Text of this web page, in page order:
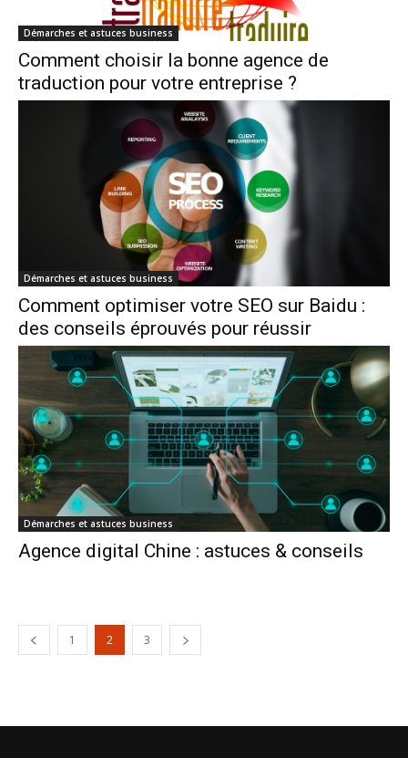
Démarches et astuces business
Comment choisir la bonne agence de
traduction pour votre entreprise ?
Démarches et astuces business
Comment optimiser votre SEO sur Baidu :
des conseils éprouvés pour réussir
Démarches et astuces business
Agence digital Chine : astuces & conseils
1 2 3